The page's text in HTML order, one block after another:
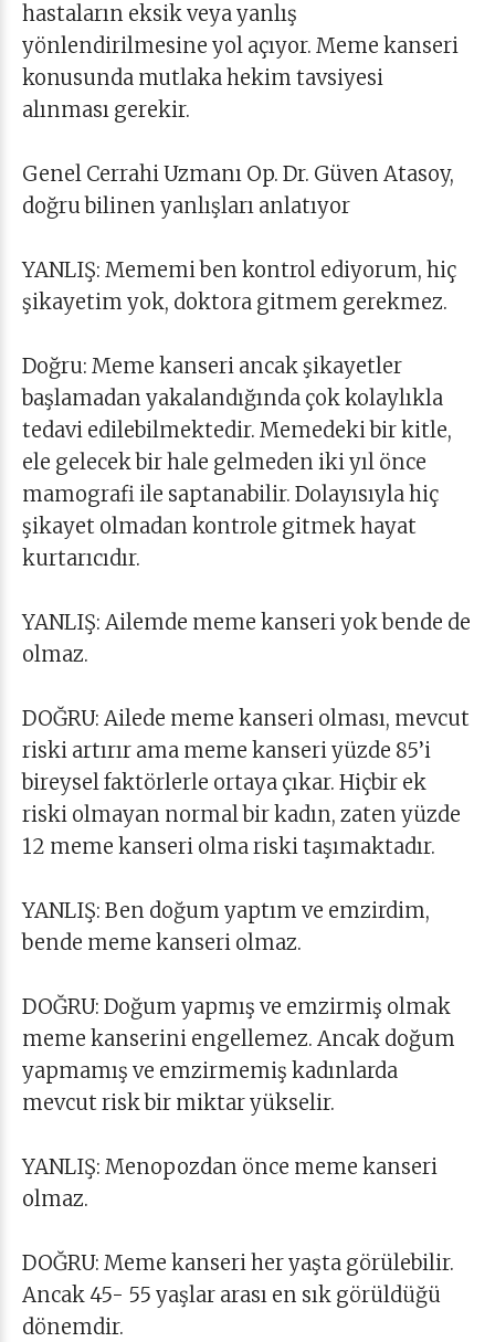
hastaların eksik veya yanlış
yönlendirilmesine yol açıyor. Meme kanseri
konusunda mutlaka hekim tavsiyesi
alınması gerekir.
Genel Cerrahi Uzmanı Op. Dr. Güven Atasoy,
doğru bilinen yanlışları anlatıyor
YANLIŞ: Mememi ben kontrol ediyorum, hiç
şikayetim yok, doktora gitmem gerekmez.
Doğru: Meme kanseri ancak şikayetler
başlamadan yakalandığında çok kolaylıkla
tedavi edilebilmektedir. Memedeki bir kitle,
ele gelecek bir hale gelmeden iki yıl önce
mamografi ile saptanabilir. Dolayısıyla hiç
şikayet olmadan kontrole gitmek hayat
kurtarıcıdır.
YANLIŞ: Ailemde meme kanseri yok bende de
olmaz.
DOĞRU: Ailede meme kanseri olması, mevcut
riski artırır ama meme kanseri yüzde 85’i
bireysel faktörlerle ortaya çıkar. Hiçbir ek
riski olmayan normal bir kadın, zaten yüzde
12 meme kanseri olma riski taşımaktadır.
YANLIŞ: Ben doğum yaptım ve emzirdim,
bende meme kanseri olmaz.
DOĞRU: Doğum yapmış ve emzirmiş olmak
meme kanserini engellemez. Ancak doğum
yapmamış ve emzirmemiş kadınlarda
mevcut risk bir miktar yükselir.
YANLIŞ: Menopozdan önce meme kanseri
olmaz.
DOĞRU: Meme kanseri her yaşta görülebilir.
Ancak 45- 55 yaşlar arası en sık görüldüğü
dönemdir.